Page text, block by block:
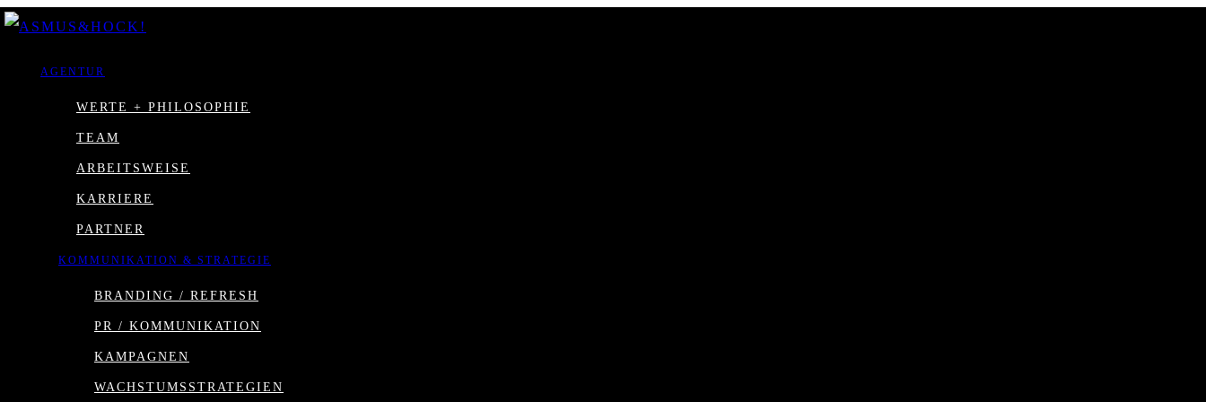
AGENTUR
WERTE + PHILOSOPHIE
TEAM
ARBEITSWEISE
KARRIERE
PARTNER
KOMMUNIKATION & STRATEGIE
BRANDING / REFRESH
PR / KOMMUNIKATION
KAMPAGNEN
WACHSTUMSSTRATEGIEN